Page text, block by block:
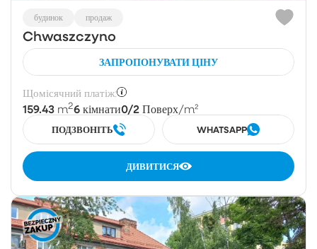
будинок продаж
Chwaszczyno
ЗАПРОПОНУВАТИ ЦІНУ
Щомісячний платіж:
159.43 m26 кімнати0/2 Поверх/m²
ПОДЗВОНІТЬ WHATSAPP
ДИВИТИСЯ